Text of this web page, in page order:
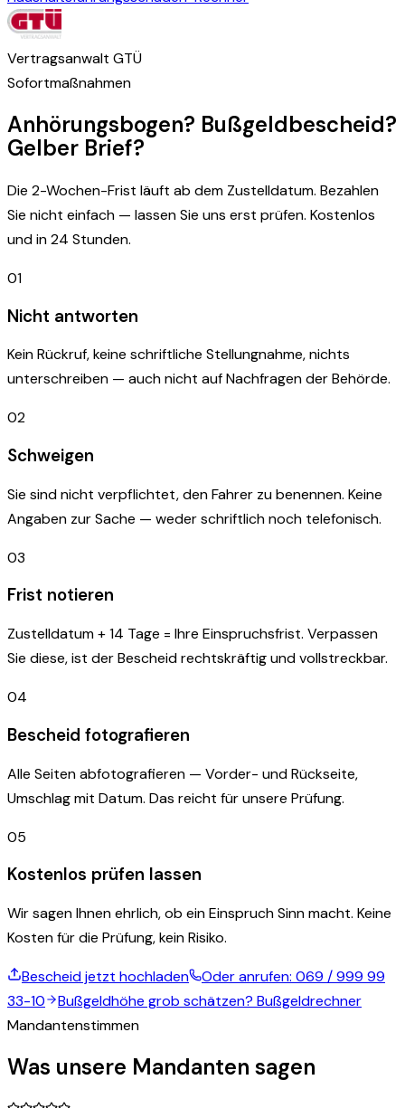
Vertragsanwalt GTÜ
Sofortmaßnahmen
Anhörungsbogen? Bußgeldbescheid?
Gelber Brief?
Die 2-Wochen-Frist läuft ab dem Zustelldatum. Bezahlen
Sie nicht einfach — lassen Sie uns erst prüfen. Kostenlos
und in 24 Stunden.
01
Nicht antworten
Kein Rückruf, keine schriftliche Stellungnahme, nichts
unterschreiben — auch nicht auf Nachfragen der Behörde.
02
Schweigen
Sie sind nicht verpflichtet, den Fahrer zu benennen. Keine
Angaben zur Sache — weder schriftlich noch telefonisch.
03
Frist notieren
Zustelldatum + 14 Tage = Ihre Einspruchsfrist. Verpassen
Sie diese, ist der Bescheid rechtskräftig und vollstreckbar.
04
Bescheid fotografieren
Alle Seiten abfotografieren — Vorder- und Rückseite,
Umschlag mit Datum. Das reicht für unsere Prüfung.
05
Kostenlos prüfen lassen
Wir sagen Ihnen ehrlich, ob ein Einspruch Sinn macht. Keine
Kosten für die Prüfung, kein Risiko.
Bescheid jetzt hochladen Oder anrufen: 069 / 999 99
33-10
Bußgeldhöhe grob schätzen? Bußgeldrechner
Mandantenstimmen
Was unsere Mandanten sagen